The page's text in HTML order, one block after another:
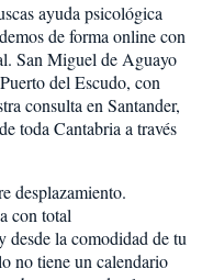
ayuda psicológica
de forma online con
San Miguel de Aguayo
del Escudo, con
consulta en Santander,
toda Cantabria a través
desplazamiento.
con total
desde la comodidad de tu
no tiene un calendario